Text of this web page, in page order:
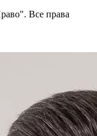
Все права